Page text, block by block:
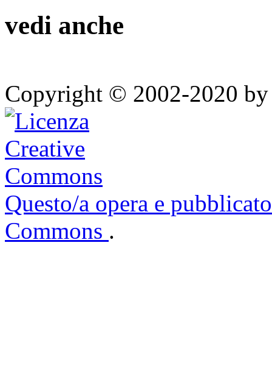
vedi anche
Copyright © 2002-2020 by
Questo/a opera e
Commons .